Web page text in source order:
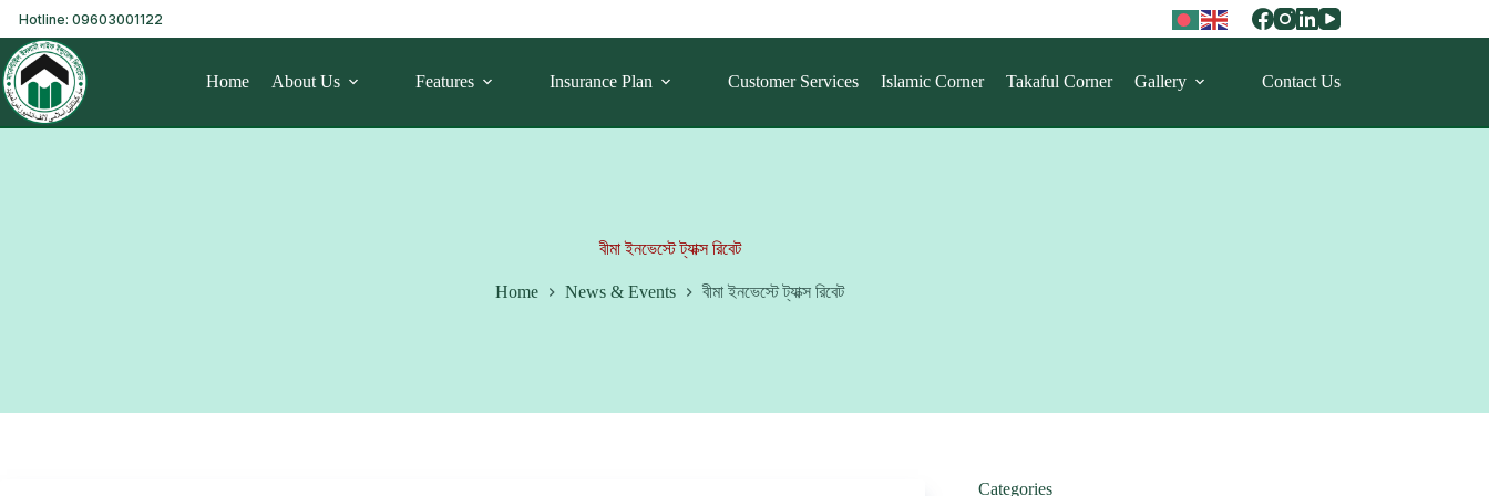
Hotline: 09603001122
Home About Us Features Insurance Plan Customer Services Islamic Corner Takaful Corner Gallery Contact Us
বীমা ইনভেস্টে ট্যাক্স রিবেট
Home News & Events বীমা ইনভেস্টে ট্যাক্স রিবেট
Categories